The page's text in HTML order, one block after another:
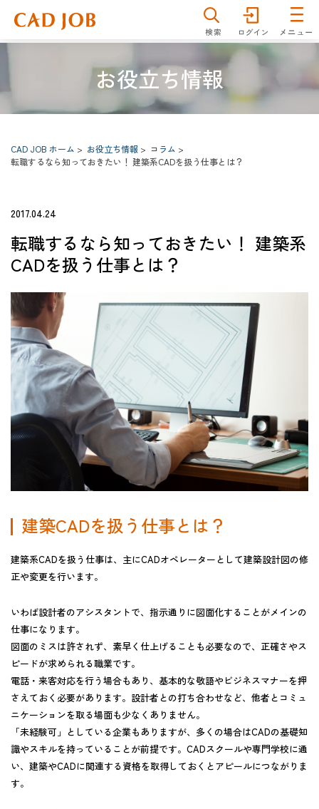
雇用形態
分野
勤務地
キーワード
お役立ち情報
CAD JOB ホーム お役立ち情報
コラム
転職するなら知っておきたい！ 建築系CADを扱う仕事とは？
2017.04.24
転職するなら知っておきたい！ 建築系
CADを扱う仕事とは？
建築CADを扱う仕事とは？
建築系CADを扱う仕事は、主にCADオペレーターとして建築設計図の修
正や変更を行います。
いわば設計者のアシスタントで、指示通りに図面化することがメインの
仕事になります。
図面のミスは許されず、素早く仕上げることも必要なので、正確さやス
ピードが求められる職業です。
電話・来客対応を行う場合もあり、基本的な敬語やビジネスマナーを押
さえておく必要があります。設計者との打ち合わせなど、他者とコミュ
ニケーションを取る場面も少なくありません。
「未経験可」としている企業もありますが、多くの場合はCADの基礎知
識やスキルを持っていることが前提です。CADスクールや専門学校に通
い、建築やCADに関連する資格を取得しておくとアピールにつながりま
す。